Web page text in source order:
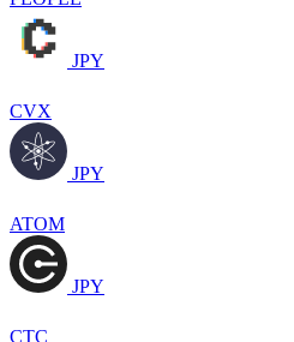
JPY
CVX
JPY
ATOM
JPY
CTC